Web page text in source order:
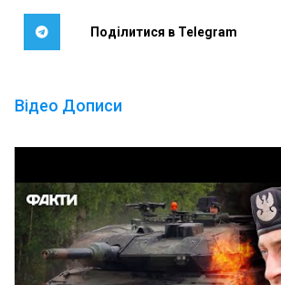
Поділитися в Telegram
Відео Дописи